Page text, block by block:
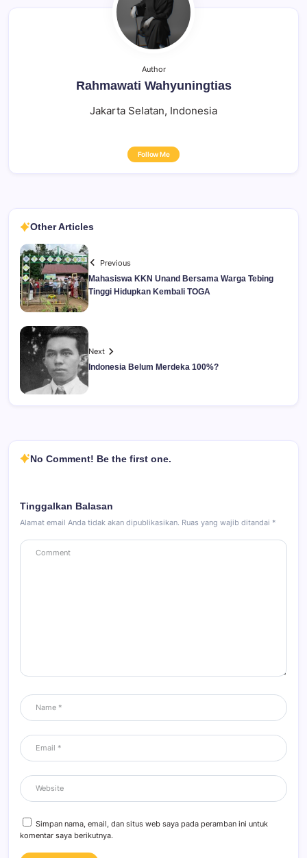
Author
Rahmawati Wahyuningtias
Jakarta Selatan, Indonesia
Follow Me
Other Articles
Previous
Mahasiswa KKN Unand Bersama Warga Tebing
Tinggi Hidupkan Kembali TOGA
Next
Indonesia Belum Merdeka 100%?
No Comment! Be the first one.
Tinggalkan Balasan
Alamat email Anda tidak akan dipublikasikan. Ruas yang wajib ditandai *
Simpan nama, email, dan situs web saya pada peramban ini untuk
komentar saya berikutnya.